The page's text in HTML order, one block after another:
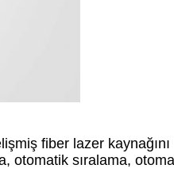
fiber lazer
otomatik sıralama,